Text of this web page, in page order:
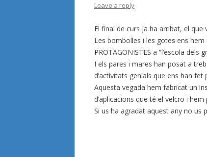
Leave a reply
El final de curs ja ha arribat, el que
Les bombolles i les gotes ens
PROTAGONISTES a “l’escola dels
I els pares i mares han posat a
d’activitats genials que ens han
Aquesta vegada hem fabricat un
d’aplicacions que té el velcro i
Si us ha agradat aquest any no us